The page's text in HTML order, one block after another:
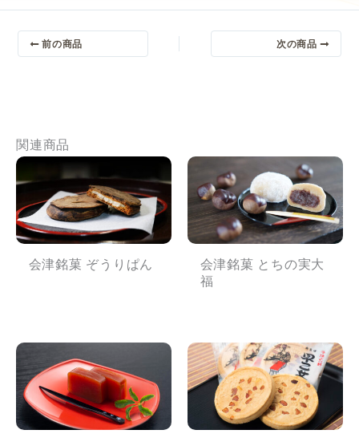
前の商品 次の商品
関連商品
会津銘菓 ぞうりぱん
会津銘菓 とちの実大
福